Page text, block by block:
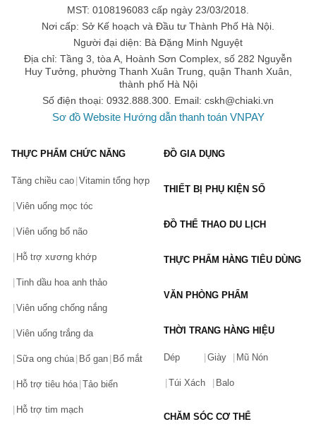
chất son mềm như bơ, lướt trên môi một cách trơn tru và
không bết dính. Màu sắc son lên môi vô cùng chuẩn ngay từ
lần quệt đầu tiên. Chất son nhẹ, mướt, khiến môi căng bóng,
mịn màng và không tạo rãnh môi. Sử dụng son môi Hermes
bạn hoàn toàn không cần sử dụng thêm son dưỡng, bởi
chúng đã có thể duy trì độ ẩm cho môi trong suốt thời gian sử
dụng. Mùi thơm khá dịu nhẹ, tạo cảm giác phấn chấn khi sử
Đối với dòng son Hermes chất satin:
son mềm mượt đỉnh cao, chất son Satin khiến đôi môi của
son satin sẽ hơi trong và bạn cần thoa nhiều lớp để lên được
màu chuẩn như mong muốn. Sản phẩm son môi Hermes
Nhìn chung chất son môi Hermes lên môi khá mềm, nhẹ và
khiến đôi môi trở nên căng mọng
Thiết kế sắc sảo, hợp thời trang và đẳng cấp
Chất son lên màu chuẩn và đều cho toàn bộ môi
Sau khi tẩy trang, những màu son đậm có trong bảng màu
khi ăn uống.
Nhược điểm
Màu son Satin có thể sẽ gặp hiện tượng tạo vệt ở môi bởi
chất son mỏng, bạn cần đánh nhiều lớp để lên màu như
MST: 0108196083 cấp ngày 23/03/2018.
Nơi cấp: Sở Kế hoạch và Đầu tư Thành Phố Hà Nội.
Người đại diện: Bà Đặng Minh Nguyệt
Địa chỉ: Tầng 3, tòa A, Hoành Sơn Complex, số 282 Nguyễn
Huy Tưởng, phường Thanh Xuân Trung, quận Thanh Xuân,
thành phố Hà Nội
Số điện thoại: 0932.888.300. Email: cskh@chiaki.vn
Sơ đồ Website Hướng dẫn thanh toán VNPAY
THỰC PHẨM CHỨC NĂNG
Tăng chiều cao Vitamin tổng hợp
Viên uống mọc tóc
Viên uống bổ não
Hỗ trợ xương khớp
Tinh dầu hoa anh thảo
Viên uống chống nắng
Viên uống trắng da
Sữa ong chúa Bổ gan Bổ mắt
Hỗ trợ tiêu hóa Tảo biển
Hỗ trợ tim mạch
ĐỒ GIA DỤNG
THIẾT BỊ PHỤ KIỆN SỐ
ĐỒ THỂ THAO DU LỊCH
THỰC PHẨM HÀNG TIÊU DÙNG
VĂN PHÒNG PHẨM
THỜI TRANG HÀNG HIỆU
Dép Giày Mũ Nón
Túi Xách Balo
CHĂM SÓC CƠ THỂ